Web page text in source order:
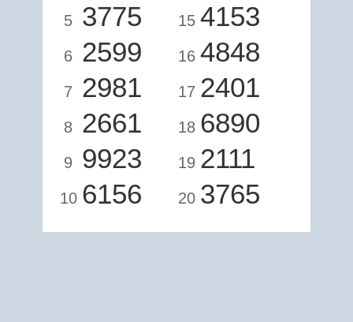
5 3775
6 2599
7 2981
8 2661
9 9923
10 6156
15 4153
16 4848
17 2401
18 6890
19 2111
20 3765